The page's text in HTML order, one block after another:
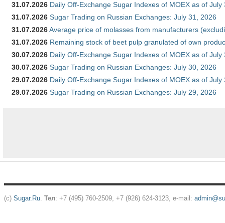
31.07.2026 Daily Off-Exchange Sugar Indexes of MOEX as of July
31.07.2026 Sugar Trading on Russian Exchanges: July 31, 2026
31.07.2026Average price of molasses from manufacturers
31.07.2026 Remaining stock of beet pulp granulated of own
30.07.2026 Daily Off-Exchange Sugar Indexes of MOEX as of July
30.07.2026 Sugar Trading on Russian Exchanges: July 30, 2026
29.07.2026 Daily Off-Exchange Sugar Indexes of MOEX as of July
29.07.2026 Sugar Trading on Russian Exchanges: July 29, 2026
(c) Sugar.Ru. Тел: +7 (495) 760-2509, +7 (926) 624-3123, e-mail: